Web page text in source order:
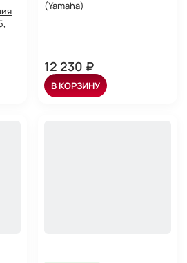
(Yamaha)
12 230 ₽
В КОРЗИНУ